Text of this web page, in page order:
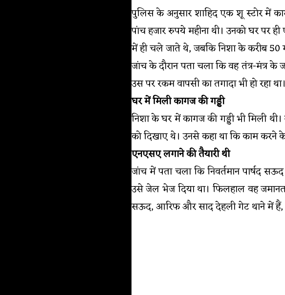
पुलिस के अनुसार शाहिद एक शू स्टोर में
पांच हजार रुपये महीना थी। उनको घर पर
में ही चले जाते थे, जबकि निशा के करीब 50
जांच के दौरान पता चला कि वह तंत्र-मंत्र
उस पर रकम वापसी का तगादा भी हो
घर में मिली कागज की गड्डी
निशा के घर में कागज की गड्डी भी मिली
को दिखाए थे। उनसे कहा था कि काम करने
एनएसए लगाने की तैयारी थी
जांच में पता चला कि निवर्तमान पार्षद
उसे जेल भेज दिया था। फिलहाल वह जमानत
सऊद, आरिफ और साद देहली गेट थाने में हैं,